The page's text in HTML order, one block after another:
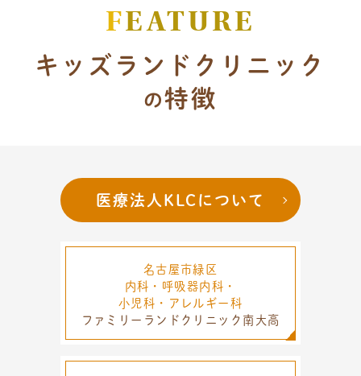
FEATURE
キッズランドクリニック
の特徴
医療法人KLCについて
名古屋市緑区
内科・呼吸器内科・
小児科・アレルギー科
ファミリーランドクリニック南大高